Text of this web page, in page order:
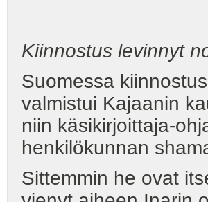
Kiinnostus levinnyt
Suomessa
valmistui Kajaanin
niin käsikirjoittaja-
henkilökunnan
Sittemmin he ovat